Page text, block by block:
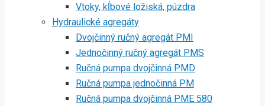
Vtoky, kĺbové ložiská, púzdra
Hydraulické agregáty
Dvojčinný ručný agregát PMI
Jednočinný ručný agregát PMS
Ručná pumpa dvojčinná PMD
Ručná pumpa jednočinná PM
Ručná pumpa dvojčinná PME 580